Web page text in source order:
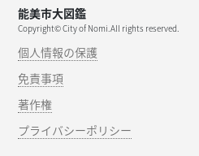
能美市大図鑑
Copyright© City of Nomi.All rights reserved.
個人情報の保護
免責事項
著作権
プライバシーポリシー